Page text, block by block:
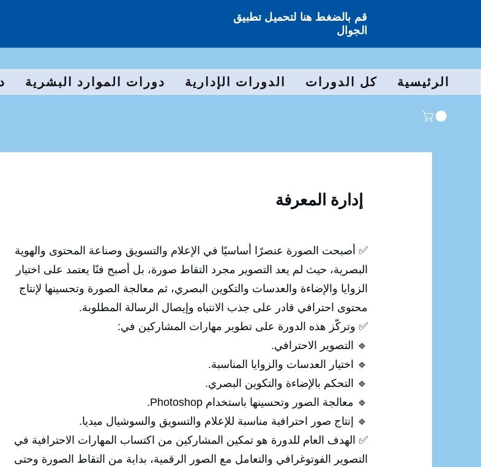
قم بالضغط هنا لتحميل تطبيق
الجوال
الرئيسية كل الدورات الدورات الإدارية دورات الموارد البشرية
إدارة المعرفة
✅ أصبحت الصورة عنصرًا أساسيًا في الإعلام والتسويق وصناعة المحتوى والهوية
البصرية، حيث لم يعد التصوير مجرد التقاط صورة، بل أصبح فنًا يعتمد على اختيار
الزوايا والإضاءة والعدسات والتكوين البصري، ثم معالجة الصورة وتحسينها لإنتاج
محتوى احترافي قادر على جذب الانتباه وإيصال الرسالة المطلوبة.
✅ وتركّز هذه الدورة على تطوير مهارات المشاركين في:
🔹 التصوير الاحترافي.
🔹 اختيار العدسات والزوايا المناسبة.
🔹 التحكم بالإضاءة والتكوين البصري.
🔹 معالجة الصور وتحسينها باستخدام Photoshop.
🔹 إنتاج صور احترافية مناسبة للإعلام والتسويق والسوشيال ميديا.
✅ الهدف العام للدورة هو تمكين المشاركين من اكتساب المهارات الاحترافية في
التصوير الفوتوغرافي والتعامل مع الصور الرقمية، بداية من التقاط الصورة وحتى